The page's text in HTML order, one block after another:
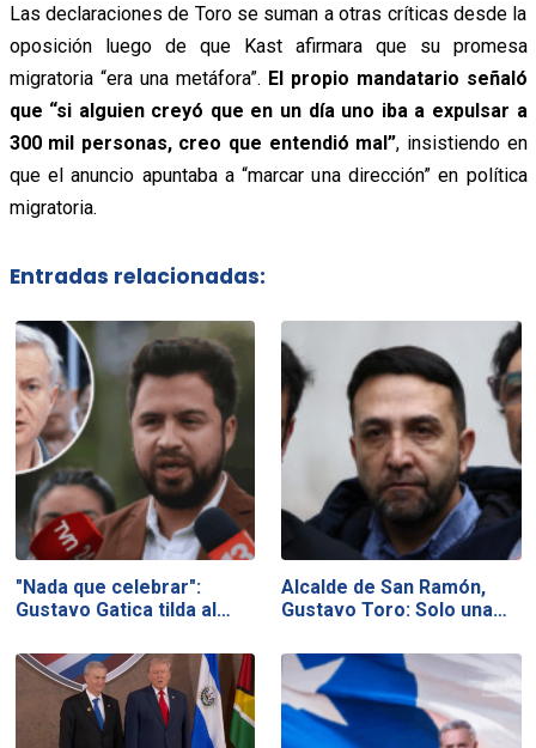
Las declaraciones de Toro se suman a otras críticas desde la
oposición luego de que Kast afirmara que su promesa
migratoria “era una metáfora”. El propio mandatario señaló
que “si alguien creyó que en un día uno iba a expulsar a
300 mil personas, creo que entendió mal”, insistiendo en
que el anuncio apuntaba a “marcar una dirección” en política
migratoria.
Entradas relacionadas:
"Nada que celebrar":
Gustavo Gatica tilda al…
Alcalde de San Ramón,
Gustavo Toro: Solo una…